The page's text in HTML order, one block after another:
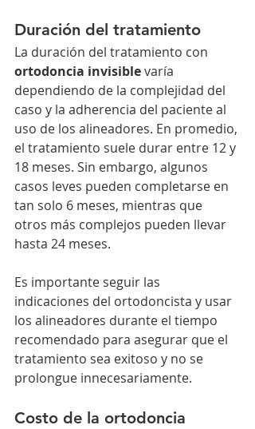
Duración del tratamiento
La duración del tratamiento con
ortodoncia invisible varía
dependiendo de la complejidad del
caso y la adherencia del paciente al
uso de los alineadores. En promedio,
el tratamiento suele durar entre 12 y
18 meses. Sin embargo, algunos
casos leves pueden completarse en
tan solo 6 meses, mientras que
otros más complejos pueden llevar
hasta 24 meses.
Es importante seguir las
indicaciones del ortodoncista y usar
los alineadores durante el tiempo
recomendado para asegurar que el
tratamiento sea exitoso y no se
prolongue innecesariamente.
Costo de la ortodoncia